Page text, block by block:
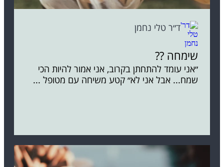
ד״ר טלי נחמן
שימחה ??
״אני עומד להתחתן בקרוב, אני אמור להיות הכי
שמח... אבל אני לא״ קטע משיחה עם מטופל ...